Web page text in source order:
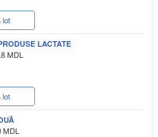
lot
LACTATE
MDL
lot
MDL